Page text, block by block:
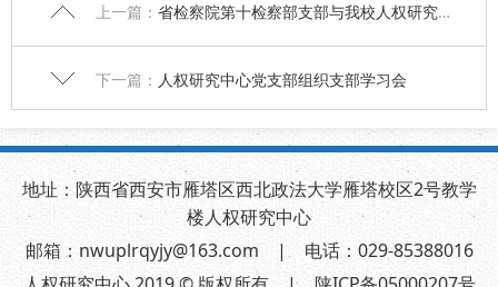
上一篇： 省检察院第十检察部支部与我校人权研究中心支部、社区支部联合开展“弘扬优良传统 密切联系群众 扎实推进信访工作法治化”主题党日活动
下一篇： 人权研究中心党支部组织支部学习会
地址：陕西省西安市雁塔区西北政法大学雁塔校区2号教学
楼人权研究中心
邮箱：nwuplrqyjy@163.com | 电话：029-85388016